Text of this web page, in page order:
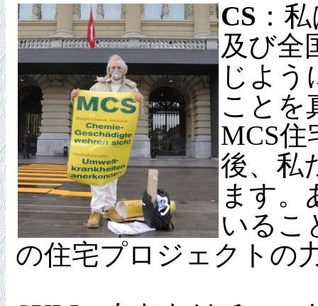
CS ：
及び全
じよう
ことを
MCS
後、私
ます。
いるこ
の住宅プロジェクトの